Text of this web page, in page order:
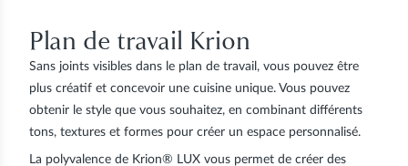
Plan de travail Krion
Sans joints visibles dans le plan de travail, vous pouvez être
plus créatif et concevoir une cuisine unique. Vous pouvez
obtenir le style que vous souhaitez, en combinant différents
tons, textures et formes pour créer un espace personnalisé.
La polyvalence de Krion® LUX vous permet de créer des